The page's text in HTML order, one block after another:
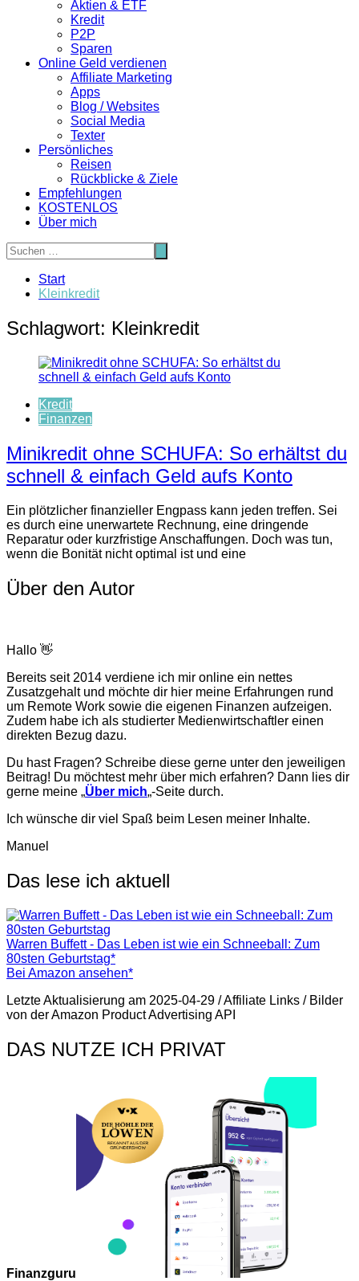
Aktien & ETF
Kredit
P2P
Sparen
Online Geld verdienen
Affiliate Marketing
Apps
Blog / Websites
Social Media
Texter
Persönliches
Reisen
Rückblicke & Ziele
Empfehlungen
KOSTENLOS
Über mich
Start
Kleinkredit
Schlagwort: Kleinkredit
Kredit
Finanzen
Minikredit ohne SCHUFA: So erhältst du
schnell & einfach Geld aufs Konto
Ein plötzlicher finanzieller Engpass kann jeden treffen. Sei
es durch eine unerwartete Rechnung, eine dringende
Reparatur oder kurzfristige Anschaffungen. Doch was tun,
wenn die Bonität nicht optimal ist und eine
Über den Autor
Hallo 👋
Bereits seit 2014 verdiene ich mir online ein nettes
Zusatzgehalt und möchte dir hier meine Erfahrungen rund
um Remote Work sowie die eigenen Finanzen aufzeigen.
Zudem habe ich als studierter Medienwirtschaftler einen
direkten Bezug dazu.
Du hast Fragen? Schreibe diese gerne unter den jeweiligen
Beitrag! Du möchtest mehr über mich erfahren? Dann lies dir
gerne meine „Über mich„-Seite durch.
Ich wünsche dir viel Spaß beim Lesen meiner Inhalte.
Manuel
Das lese ich aktuell
Warren Buffett - Das Leben ist wie ein Schneeball: Zum
80sten Geburtstag*
Bei Amazon ansehen*
Letzte Aktualisierung am 2025-04-29 / Affiliate Links / Bilder
von der Amazon Product Advertising API
DAS NUTZE ICH PRIVAT
Finanzguru